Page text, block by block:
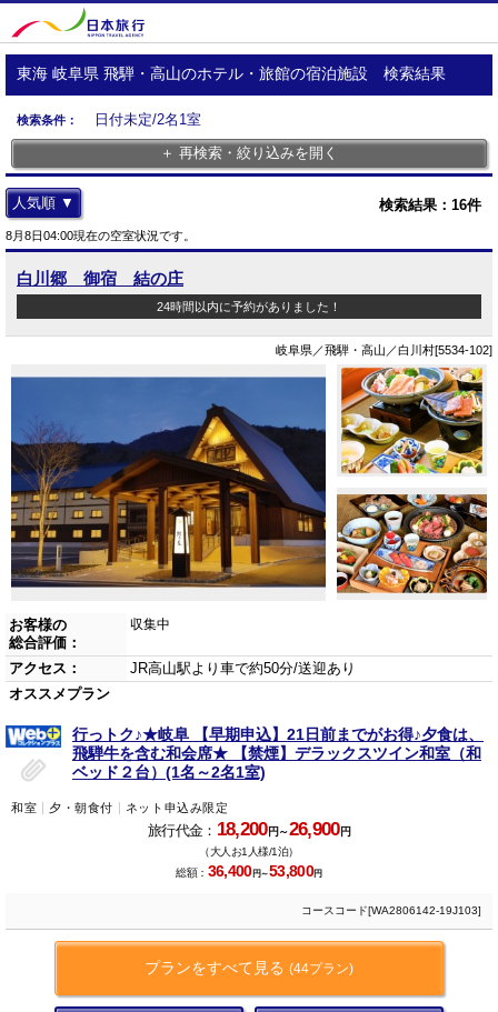
東海 岐阜県 飛騨・高山のホテル・旅館の宿泊施設 検索結果
検索条件：
日付未定/2名1室
＋ 再検索・絞り込みを開く
検索結果： 16件
人気順 ▼
8月8日04:00現在の空室状況です。
白川郷 御宿 結の庄
24時間以内に予約がありました！
岐阜県／飛騨・高山／白川村[5534-102]
お客様の
総合評価：
収集中
アクセス：
JR高山駅より車で約50分/送迎あり
オススメプラン
行っトク♪★岐阜 【早期申込】21日前までがお得♪夕食は、
飛騨牛を含む和会席★ 【禁煙】デラックスツイン和室（和
ベッド２台）(1名～2名1室)
和室 夕・朝食付 ネット申込み限定
旅行代金： 18,200円～26,900円
（大人お1人様/1泊）
総額： 36,400円～53,800円
コースコード[WA2806142-19J103]
プランをすべて見る (44プラン)